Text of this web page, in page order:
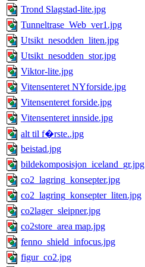
Trond Slagstad-lite.jpg
Tunneltrase_Web_ver1.jpg
Utsikt_nesodden_liten.jpg
Utsikt_nesodden_stor.jpg
Viktor-lite.jpg
Vitensenteret NYforside.jpg
Vitensenteret forside.jpg
Vitensenteret innside.jpg
alt til f�rste..jpg
beistad.jpg
bildekomposisjon_iceland_gr.jpg
co2_lagring_konsepter.jpg
co2_lagring_konsepter_liten.jpg
co2lager_sleipner.jpg
co2store_area map.jpg
fenno_shield_infocus.jpg
figur_co2.jpg